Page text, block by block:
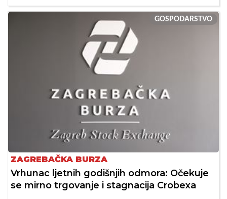
GOSPODARSTVO
ZAGREBAČKA BURZA
Vrhunac ljetnih godišnjih odmora: Očekuje
se mirno trgovanje i stagnacija Crobexa